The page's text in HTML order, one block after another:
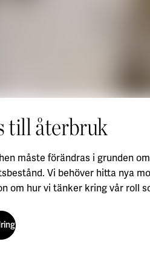
till återbruk
måste förändras i grunden
Vi behöver hitta nya
om hur vi tänker kring vår roll